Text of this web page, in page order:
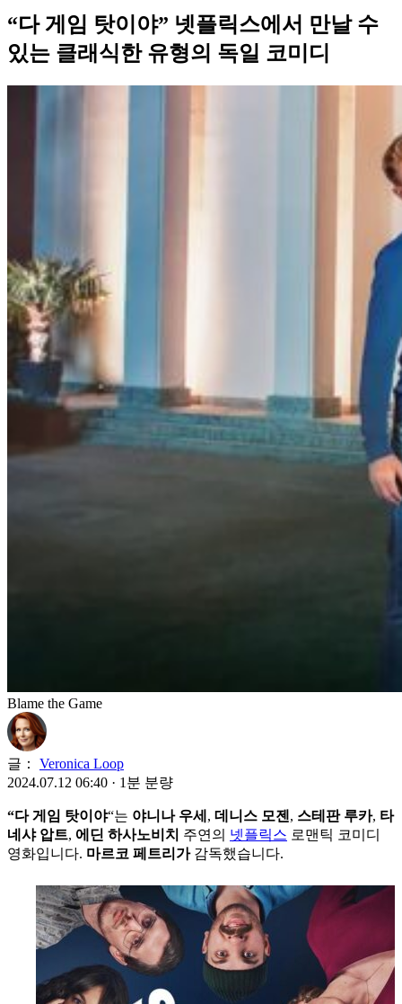
“다 게임 탓이야” 넷플릭스에서 만날 수
있는 클래식한 유형의 독일 코미디
Blame the Game
글：
Veronica Loop
2024.07.12 06:40 · 1분 분량
“다 게임 탓이야“는 야니나 우세 , 데니스 모젠 , 스테판 루카, 타
네샤 압트, 에딘 하사노비치 주연의 넷플릭스 로맨틱 코미디
영화입니다. 마르코 페트리가감독했습니다.